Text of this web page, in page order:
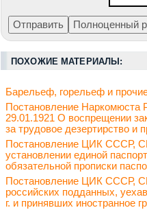
ПОХОЖИЕ МАТЕРИАЛЫ:
Барельеф, горельеф и
Постановление
29.01.1921 О воспрещении
за трудовое дезертирство и
Постановление ЦИК СССР,
установлении единой
обязательной прописки
Постановление ЦИК СССР,
российских подданных,
г. и принявших иностранное